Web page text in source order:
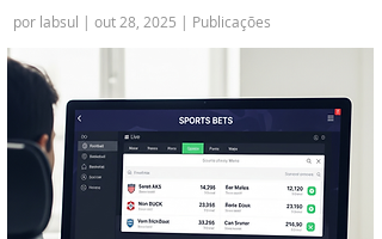
por labsul | out 28, 2025 | Publicações